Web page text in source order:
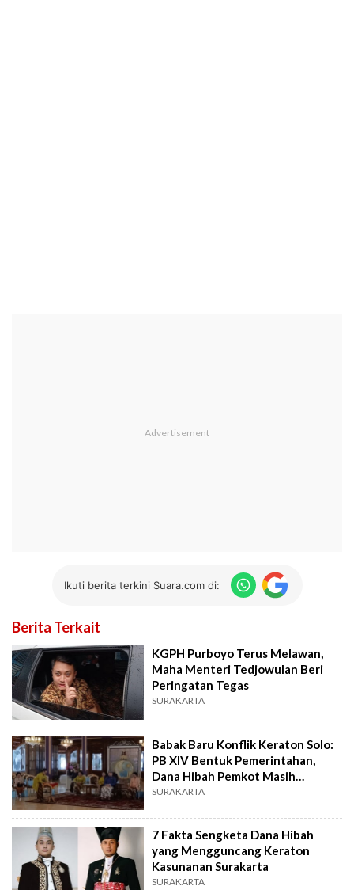
Ikuti berita terkini Suara.com di:
Berita Terkait
KGPH Purboyo Terus Melawan,
Maha Menteri Tedjowulan Beri
Peringatan Tegas
SURAKARTA
Babak Baru Konflik Keraton Solo:
PB XIV Bentuk Pemerintahan,
Dana Hibah Pemkot Masih
Dibekukan
SURAKARTA
7 Fakta Sengketa Dana Hibah
yang Mengguncang Keraton
Kasunanan Surakarta
SURAKARTA